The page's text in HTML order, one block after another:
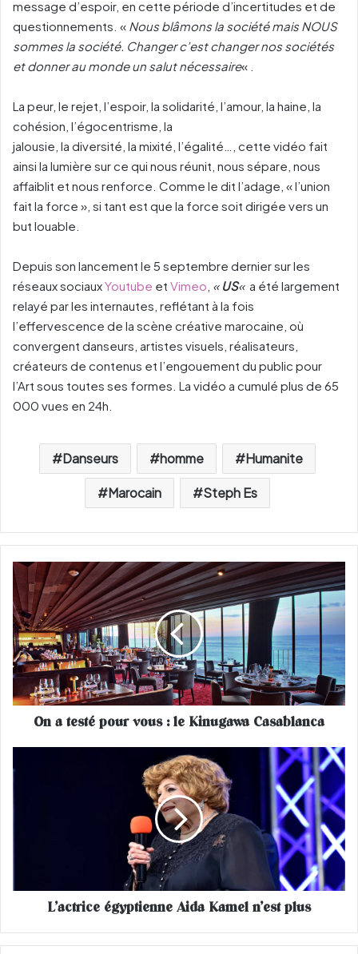
message d’espoir, en cette période d’incertitudes et de
questionnements. « Nous blâmons la société mais NOUS
sommes la société. Changer c’est changer nos sociétés
et donner au monde un salut nécessaire« .
La peur, le rejet, l’espoir, la solidarité, l’amour, la haine, la
cohésion, l’égocentrisme, la
jalousie, la diversité, la mixité, l’égalité…, cette vidéo fait
ainsi la lumière sur ce qui nous réunit, nous sépare, nous
affaiblit et nous renforce. Comme le dit l’adage, « l’union
fait la force », si tant est que la force soit dirigée vers un
but louable.
Depuis son lancement le 5 septembre dernier sur les
réseaux sociauxYoutube et Vimeo « US« a été largement
relayé par les internautes, reflétant à la fois
l’effervescence de la scène créative marocaine, où
convergent danseurs, artistes visuels, réalisateurs,
créateurs de contenus et l’engouement du public pour
l’Art sous toutes ses formes. La vidéo a cumulé plus de 65
000 vues en 24h.
Danseurs homme Humanite
Marocain Steph Es
O
n
a
t
e
s
t
p
v
K
On a testé pour vous : le Kinugawa Casablanca
’
e
L’actrice égyptienne Aida Kamel n’est plus